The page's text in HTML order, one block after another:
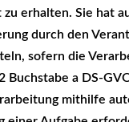
erhalten. Sie hat
durch den
sofern die
Buchstabe a DS-
mithilfe